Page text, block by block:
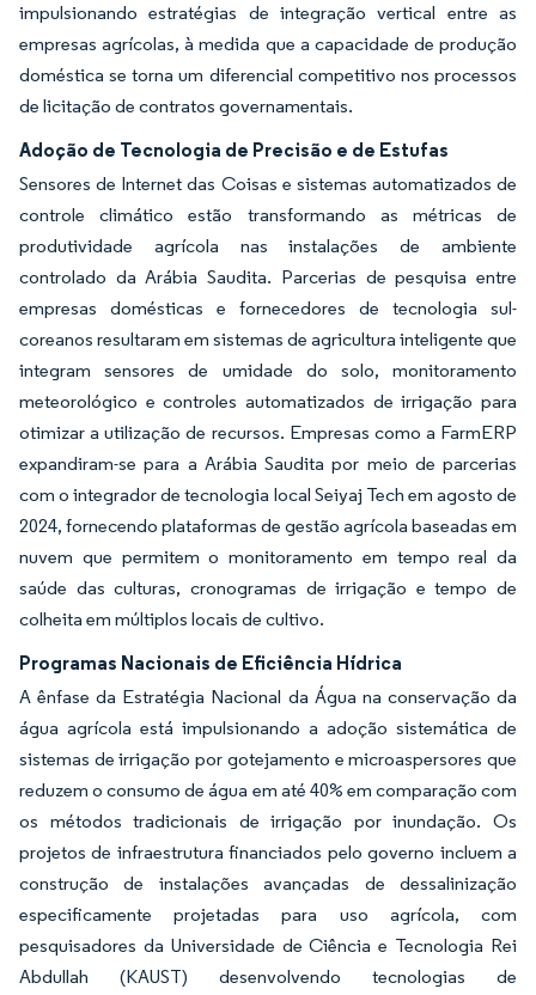
impulsionando estratégias de integração vertical entre as
empresas agrícolas, à medida que a capacidade de produção
doméstica se torna um diferencial competitivo nos processos
de licitação de contratos governamentais.
Adoção de Tecnologia de Precisão e de Estufas
Sensores de Internet das Coisas e sistemas automatizados de
controle climático estão transformando as métricas de
produtividade agrícola nas instalações de ambiente
controlado da Arábia Saudita. Parcerias de pesquisa entre
empresas domésticas e fornecedores de tecnologia sul-
coreanos resultaram em sistemas de agricultura inteligente que
integram sensores de umidade do solo, monitoramento
meteorológico e controles automatizados de irrigação para
otimizar a utilização de recursos. Empresas como a FarmERP
expandiram-se para a Arábia Saudita por meio de parcerias
com o integrador de tecnologia local Seiyaj Tech em agosto de
2024, fornecendo plataformas de gestão agrícola baseadas em
nuvem que permitem o monitoramento em tempo real da
saúde das culturas, cronogramas de irrigação e tempo de
colheita em múltiplos locais de cultivo.
Programas Nacionais de Eficiência Hídrica
A ênfase da Estratégia Nacional da Água na conservação da
água agrícola está impulsionando a adoção sistemática de
sistemas de irrigação por gotejamento e microaspersores que
reduzem o consumo de água em até 40% em comparação com
os métodos tradicionais de irrigação por inundação. Os
projetos de infraestrutura financiados pelo governo incluem a
construção de instalações avançadas de dessalinização
especificamente projetadas para uso agrícola, com
pesquisadores da Universidade de Ciência e Tecnologia Rei
Abdullah (KAUST) desenvolvendo tecnologias de